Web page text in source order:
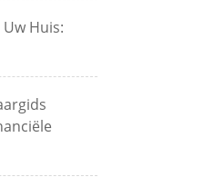
Huis: